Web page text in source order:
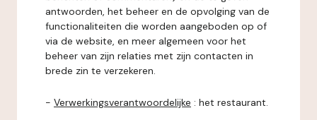
antwoorden, het beheer en de opvolging van de
functionaliteiten die worden aangeboden op of
via de website, en meer algemeen voor het
beheer van zijn relaties met zijn contacten in
brede zin te verzekeren.
- Verwerkingsverantwoordelijke : het restaurant.